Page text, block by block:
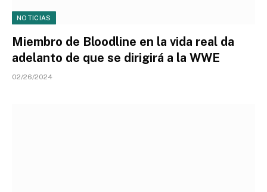
NOTICIAS
Miembro de Bloodline en la vida real da
adelanto de que se dirigirá a la WWE
02/26/2024